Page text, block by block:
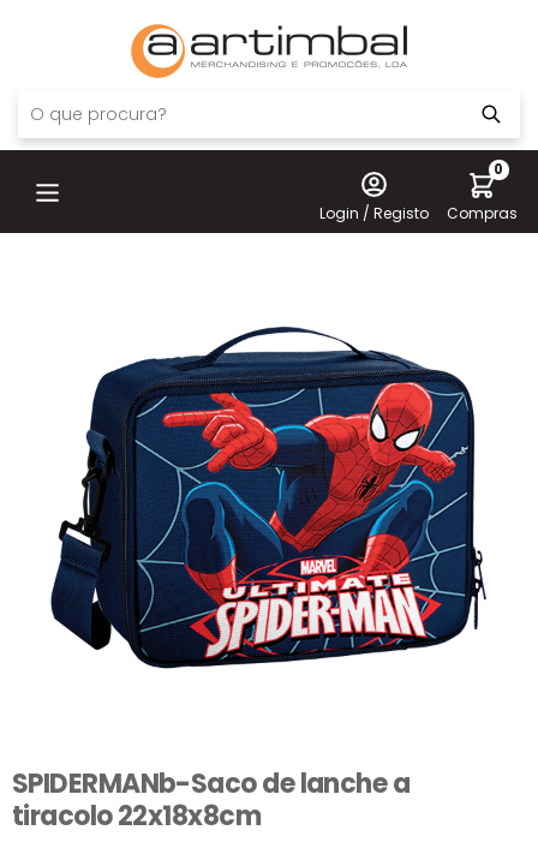
Login / Registo
0
Compras
SPIDERMANb-Saco de lanche a
tiracolo 22x18x8cm